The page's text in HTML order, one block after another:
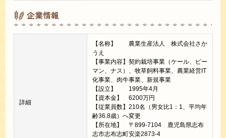
企業情報
詳細
【名称】 農業生産法人 株式会社さか
うえ
【事業内容】契約栽培事業（ケール、ピー
マン、ナス）、牧草飼料事業、農業経営IT
化事業、肉牛事業、新規事業
【設立】 1995年4月
【資本金】 6200万円
【従業員数】210名（男女比1：1、平均年
齢36.8歳）へ変更
【所在地】 〒899-7104 鹿児島県志布
志市志布志町安楽2873-4